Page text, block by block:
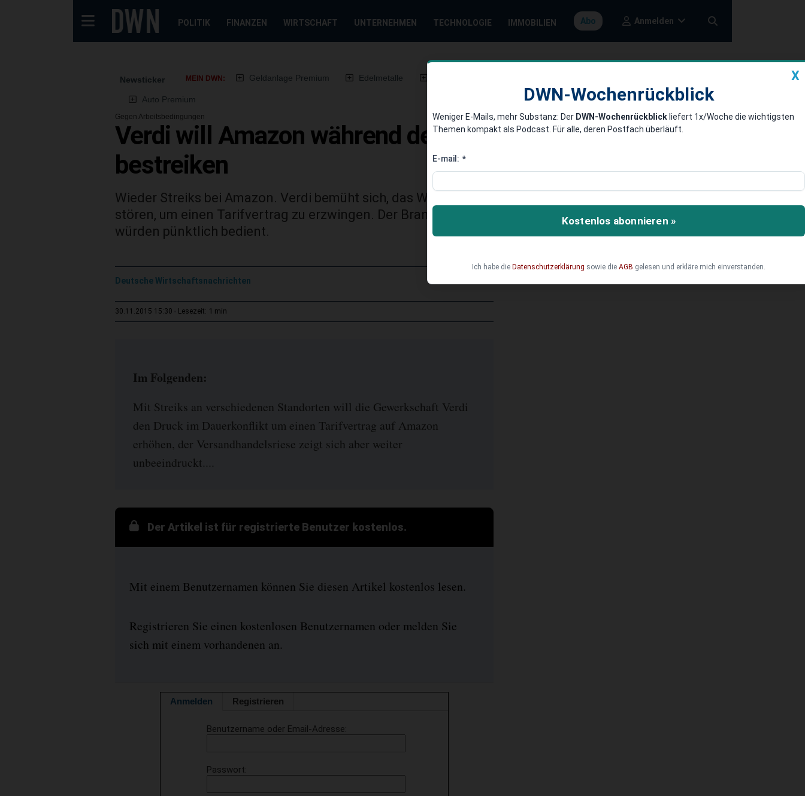
POLITIK FINANZEN WIRTSCHAFT UNTERNEHMEN TECHNOLOGIE IMMOBILIEN Abo Anmelden
Newsticker MEIN DWN: Geldanlage Premium Edelmetalle
Auto Premium
Gegen Arbeitsbedingungen
Verdi will Amazon während des Weihnachtsgeschäfts
bestreiken
Wieder Streiks bei Amazon. Verdi bemüht sich, das Weihnachtsgeschäft des Versandhändlers zu
stören, um einen Tarifvertrag zu erzwingen. Der Branchen-Riese aber versichert: Alle Kunden
würden pünktlich bedient.
Deutsche Wirtschaftsnachrichten
30.11.2015 15:30 Lesezeit: 1 min
Im Folgenden:
Mit Streiks an verschiedenen Standorten will die Gewerkschaft Verdi
den Druck im Dauerkonflikt um einen Tarifvertrag auf Amazon
erhöhen, der Versandhandelsriese zeigt sich aber weiter
unbeeindruckt....
Der Artikel ist für registrierte Benutzer kostenlos.
Mit einem Benutzernamen können Sie diesen Artikel kostenlos lesen.
Registrieren Sie einen kostenlosen Benutzernamen oder melden Sie
sich mit einem vorhandenen an.
Anmelden Registrieren
Benutzername oder Email-Adresse
Passwort
X
DWN-Wochenrückblick
Weniger E-Mails, mehr Substanz: Der DWN-Wochenrückblick liefert 1x/Woche die wichtigsten
Themen kompakt als Podcast. Für alle, deren Postfach überläuft.
E-mail: *
Kostenlos abonnieren »
Ich habe die Datenschutzerklärung sowie die AGB gelesen und erkläre mich einverstanden.